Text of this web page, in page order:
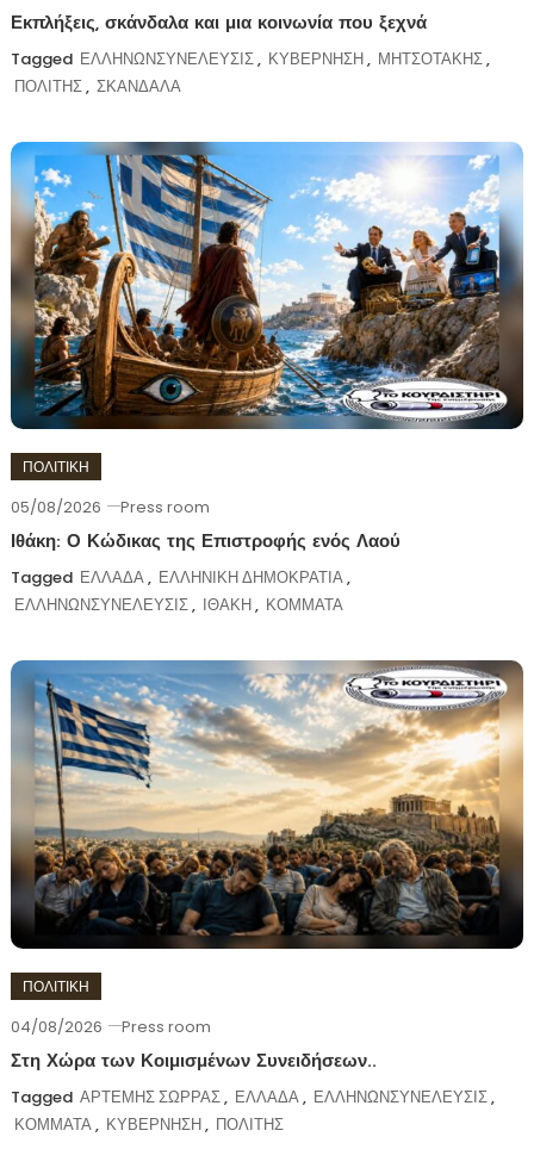
Εκπλήξεις, σκάνδαλα και μια κοινωνία που ξεχνά
Tagged ΕΛΛΗΝΩΝΣΥΝΕΛΕΥΣΙΣ, ΚΥΒΕΡΝΗΣΗ, ΜΗΤΣΟΤΑΚΗΣ,
ΠΟΛΙΤΗΣ, ΣΚΑΝΔΑΛΑ
ΠΟΛΙΤΙΚΗ
05/08/2026 Press room
Ιθάκη: Ο Κώδικας της Επιστροφής ενός Λαού
Tagged ΕΛΛΑΔΑ, ΕΛΛΗΝΙΚΗ ΔΗΜΟΚΡΑΤΙΑ,
ΕΛΛΗΝΩΝΣΥΝΕΛΕΥΣΙΣ, ΙΘΑΚΗ, ΚΟΜΜΑΤΑ
ΠΟΛΙΤΙΚΗ
04/08/2026 Press room
Στη Χώρα των Κοιμισμένων Συνειδήσεων..
Tagged ΑΡΤΕΜΗΣ ΣΩΡΡΑΣ, ΕΛΛΑΔΑ, ΕΛΛΗΝΩΝΣΥΝΕΛΕΥΣΙΣ,
ΚΟΜΜΑΤΑ, ΚΥΒΕΡΝΗΣΗ, ΠΟΛΙΤΗΣ